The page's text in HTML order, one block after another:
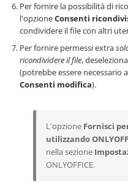
Per fornire la possibilità di
l'opzioneConsenti
condividere il file con altri
Per fornire permessi extra
ricondividere il file,
(potrebbe essere necessario
Consenti modifica).
L'opzione Fornisci
utilizzando
nella sezione
ONLYOFFICE.